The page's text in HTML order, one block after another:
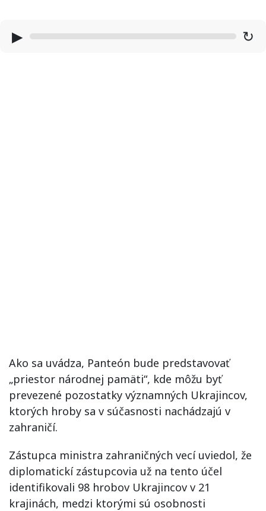
▶ ↻
Ako sa uvádza, Panteón bude predstavovať
„priestor národnej pamäti“, kde môžu byť
prevezené pozostatky významných Ukrajincov,
ktorých hroby sa v súčasnosti nachádzajú v
zahraničí.
Zástupca ministra zahraničných vecí uviedol, že
diplomatickí zástupcovia už na tento účel
identifikovali 98 hrobov Ukrajincov v 21
krajinách, medzi ktorými sú osobnosti